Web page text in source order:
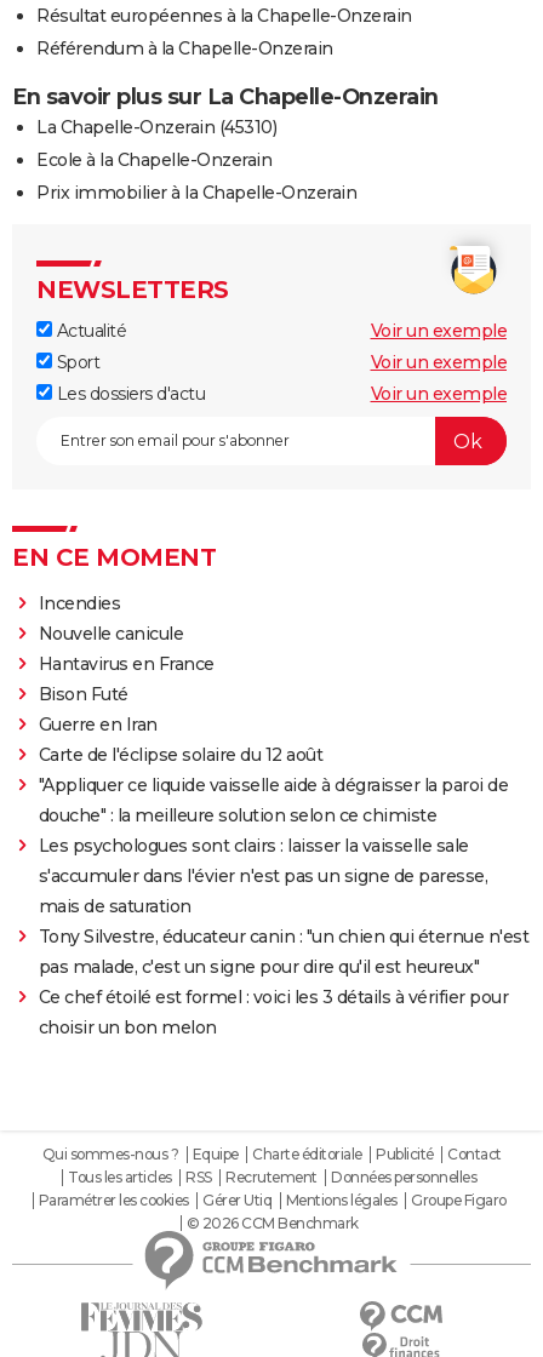
Résultat européennes à la Chapelle-Onzerain
Référendum à la Chapelle-Onzerain
En savoir plus sur La Chapelle-Onzerain
La Chapelle-Onzerain (45310)
Ecole à la Chapelle-Onzerain
Prix immobilier à la Chapelle-Onzerain
NEWSLETTERS
Actualité
Voir un exemple
Sport
Voir un exemple
Les dossiers d'actu
Voir un exemple
EN CE MOMENT
Incendies
Nouvelle canicule
Hantavirus en France
Bison Futé
Guerre en Iran
Carte de l'éclipse solaire du 12 août
"Appliquer ce liquide vaisselle aide à dégraisser la paroi de
douche" : la meilleure solution selon ce chimiste
Les psychologues sont clairs : laisser la vaisselle sale
s'accumuler dans l'évier n'est pas un signe de paresse,
mais de saturation
Tony Silvestre, éducateur canin : "un chien qui éternue n'est
pas malade, c'est un signe pour dire qu'il est heureux"
Ce chef étoilé est formel : voici les 3 détails à vérifier pour
choisir un bon melon
Qui sommes-nous ? Equipe Charte éditoriale Publicité
Contact
Tous les articles
RSS Recrutement
Données personnelles
Paramétrer les cookies
Gérer Utiq Mentions légales
Groupe Figaro
© 2026 CCM Benchmark